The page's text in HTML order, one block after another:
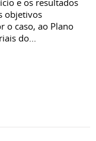
e os resultados
objetivos
o caso, ao Plano
do...